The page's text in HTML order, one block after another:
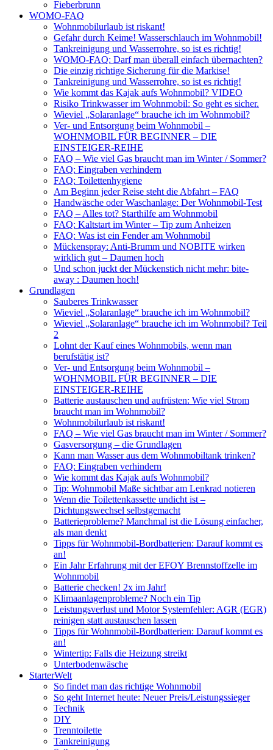
Fieberbrunn
WOMO-FAQ
Wohnmobilurlaub ist riskant!
Gefahr durch Keime! Wasserschlauch im Wohnmobil!
Tankreinigung und Wasserrohre, so ist es richtig!
WOMO-FAQ: Darf man überall einfach übernachten?
Die einzig richtige Sicherung für die Markise!
Tankreinigung und Wasserrohre, so ist es richtig!
Wie kommt das Kajak aufs Wohnmobil? VIDEO
Risiko Trinkwasser im Wohnmobil: So geht es sicher.
Wieviel „Solaranlage“ brauche ich im Wohnmobil?
Ver- und Entsorgung beim Wohnmobil –
WOHNMOBIL FÜR BEGINNER – DIE
EINSTEIGER-REIHE
FAQ – Wie viel Gas braucht man im Winter / Sommer?
FAQ: Eingraben verhindern
FAQ: Toilettenhygiene
Am Beginn jeder Reise steht die Abfahrt – FAQ
Handwäsche oder Waschanlage: Der Wohnmobil-Test
FAQ – Alles tot? Starthilfe am Wohnmobil
FAQ: Kaltstart im Winter – Tip zum Anheizen
FAQ: Was ist ein Fender am Wohnmobil
Mückenspray: Anti-Brumm und NOBITE wirken
wirklich gut – Daumen hoch
Und schon juckt der Mückenstich nicht mehr: bite-
away : Daumen hoch!
Grundlagen
Sauberes Trinkwasser
Wieviel „Solaranlage“ brauche ich im Wohnmobil?
Wieviel „Solaranlage“ brauche ich im Wohnmobil? Teil
2
Lohnt der Kauf eines Wohnmobils, wenn man
berufstätig ist?
Ver- und Entsorgung beim Wohnmobil –
WOHNMOBIL FÜR BEGINNER – DIE
EINSTEIGER-REIHE
Batterie austauschen und aufrüsten: Wie viel Strom
braucht man im Wohnmobil?
Wohnmobilurlaub ist riskant!
FAQ – Wie viel Gas braucht man im Winter / Sommer?
Gasversorgung – die Grundlagen
Kann man Wasser aus dem Wohnmobiltank trinken?
FAQ: Eingraben verhindern
Wie kommt das Kajak aufs Wohnmobil?
Tip: Wohnmobil Maße sichtbar am Lenkrad notieren
Wenn die Toilettenkassette undicht ist –
Dichtungswechsel selbstgemacht
Batterieprobleme? Manchmal ist die Lösung einfacher,
als man denkt
Tipps für Wohnmobil-Bordbatterien: Darauf kommt es
an!
Ein Jahr Erfahrung mit der EFOY Brennstoffzelle im
Wohnmobil
Batterie checken! 2x im Jahr!
Klimaanlagenprobleme? Noch ein Tip
Leistungsverlust und Motor Systemfehler: AGR (EGR)
reinigen statt austauschen lassen
Tipps für Wohnmobil-Bordbatterien: Darauf kommt es
an!
Wintertip: Falls die Heizung streikt
Unterbodenwäsche
StarterWelt
So findet man das richtige Wohnmobil
So geht Internet heute: Neuer Preis/Leistungssieger
Technik
DIY
Trenntoilette
Tankreinigung